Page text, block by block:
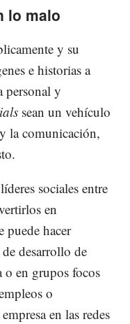
lo malo
y su
e historias a
personal y
sean un vehículo
la comunicación,
sociales entre
en
puede hacer
desarrollo de
o en grupos focos
o
en las redes